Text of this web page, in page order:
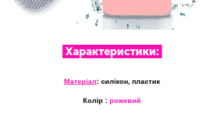
Характеристики:
Матеріал: силікон, пластик
Колір : рожевий